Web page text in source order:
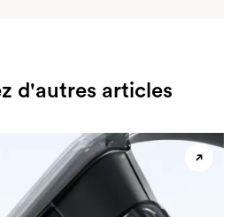
d'autres articles